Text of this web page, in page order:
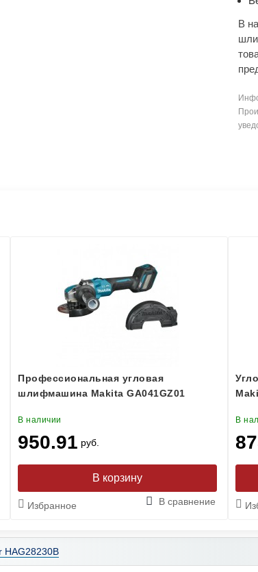
В
Профессиональная угловая
шлифмашина Makita GA041GZ01
В наличии
950.91 руб.
Избранное В сравнение
В